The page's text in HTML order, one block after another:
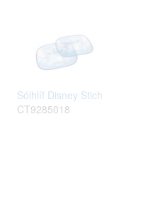
Sólhlíf Disney Stich
CT9285018